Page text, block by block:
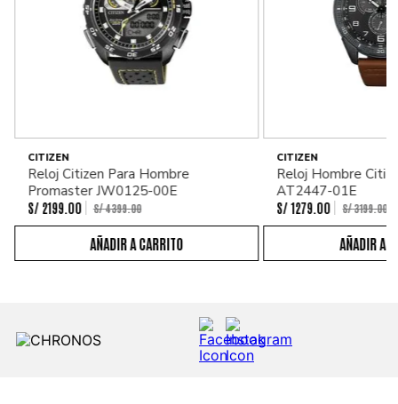
CITIZEN
Reloj Citizen Para Hombre
Promaster JW0125-00E
S/ 2199. 00 S/4399.00
CITIZEN
Reloj Hombre
AT2447-01E
S/ 1279 00 S/3199.00